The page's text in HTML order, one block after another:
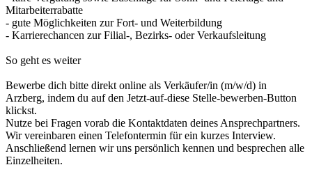
Mitarbeiterrabatte
- gute Möglichkeiten zur Fort- und Weiterbildung
- Karrierechancen zur Filial-, Bezirks- oder Verkaufsleitung
So geht es weiter
Bewerbe dich bitte direkt online als Verkäufer/in (m/w/d) in
Arzberg, indem du auf den Jetzt-auf-diese Stelle-bewerben-Button
klickst.
Nutze bei Fragen vorab die Kontaktdaten deines Ansprechpartners.
Wir vereinbaren einen Telefontermin für ein kurzes Interview.
Anschließend lernen wir uns persönlich kennen und besprechen alle
Einzelheiten.